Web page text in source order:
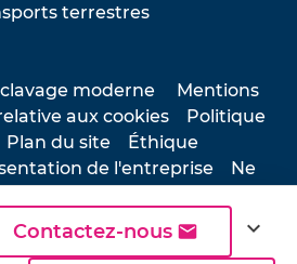
Contactez-nous expand_more
terrestres
moderne
Mentions
aux cookies
Politique
Plan du site
Éthique
de l'entreprise
Ne